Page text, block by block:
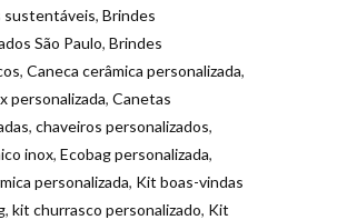
sustentáveis, Brindes
São Paulo, Brindes
, Caneca cerâmica personalizada,
personalizada, Canetas
, chaveiros personalizados,
inox, Ecobag personalizada,
personalizada, Kit boas-vindas
, kit churrasco personalizado, Kit